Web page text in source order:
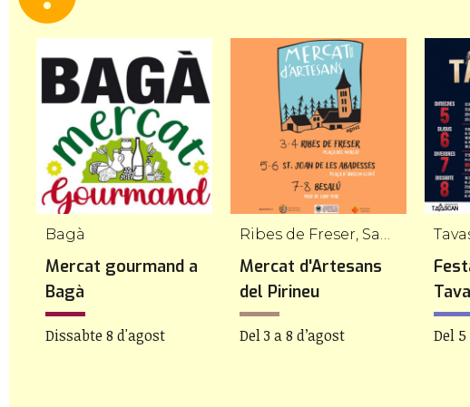
Bagà
Mercat gourmand a
Bagà
Dissabte 8 d'agost
Mercat d'Artesans
del Pirineu
Del 3 a 8 d’agost Del